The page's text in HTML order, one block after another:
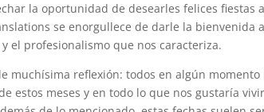
la oportunidad de desearles felices fiestas
se enorgullece de darle la bienvenida
el profesionalismo que nos caracteriza.
muchísima reflexión: todos en algún momento
estos meses y en todo lo que nos gustaría